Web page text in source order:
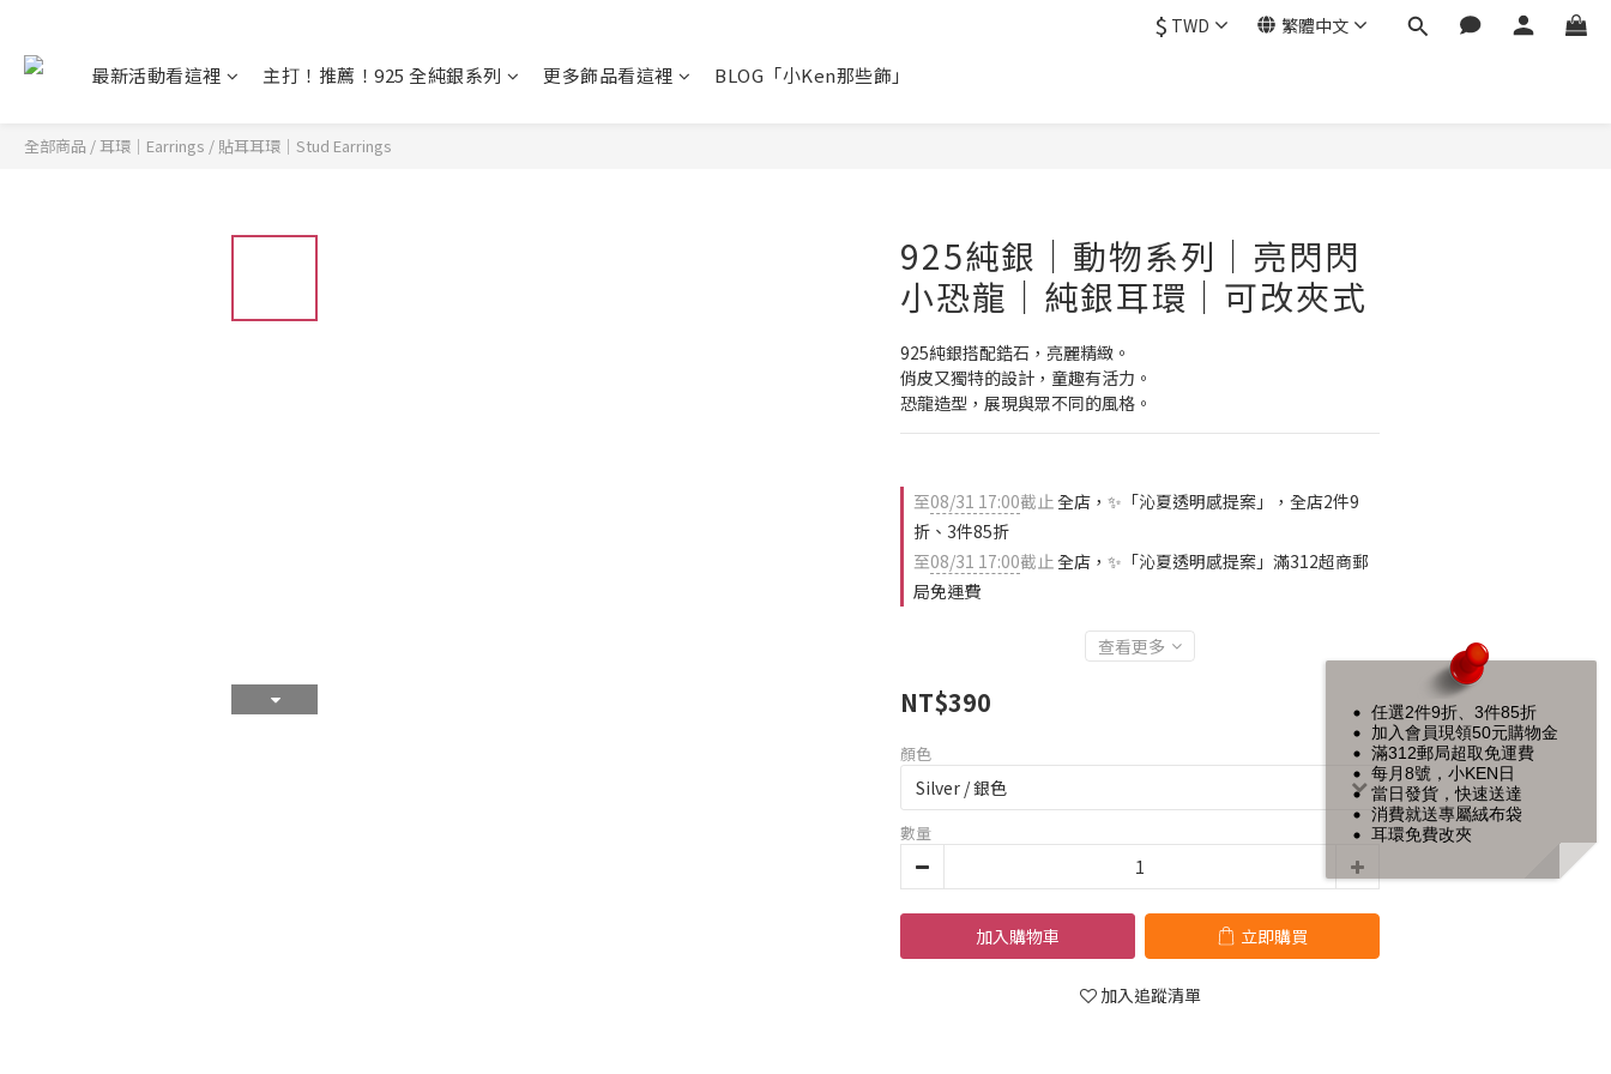
$ TWD 繁體中文
最新活動看這裡 主打！推薦！925 全純銀系列 更多飾品看這裡 BLOG「小Ken那些飾」
全部商品 /耳環｜Earrings / 貼耳耳環｜Stud Earrings
925純銀｜動物系列｜亮閃閃
小恐龍｜純銀耳環｜可改夾式
925純銀搭配鋯石，亮麗精緻。
俏皮又獨特的設計，童趣有活力。
恐龍造型，展現與眾不同的風格。
至08/31 17:00截止全店，✨「沁夏透明感提案」，全店2件9
折、3件85折
至08/31 17:00截止全店，✨「沁夏透明感提案」滿312超商郵
局免運費
查看更多
NT$390
顏色
數量
加入購物車 立即購買
加入追蹤清單
任選2件9折、3件85折
加入會員現領50元購物金
滿312郵局超取免運費
每月8號，小KEN日
當日發貨，快速送達
消費就送專屬絨布袋
耳環免費改夾